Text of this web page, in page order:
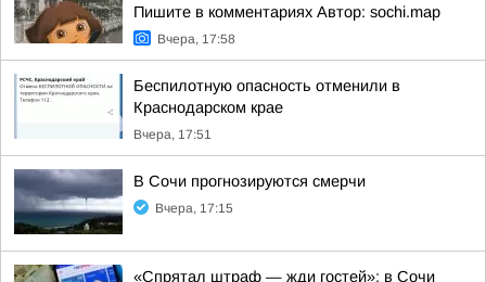
Пишите в комментариях Автор: sochi.map
Вчера, 17:58
Беспилотную опасность отменили в
Краснодарском крае
Вчера, 17:51
В Сочи прогнозируются смерчи
Вчера, 17:15
«Спрятал штраф — жди гостей»: в Сочи